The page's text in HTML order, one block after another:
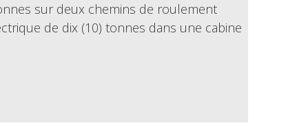
sur deux chemins de roulement
de dix (10) tonnes dans une cabine